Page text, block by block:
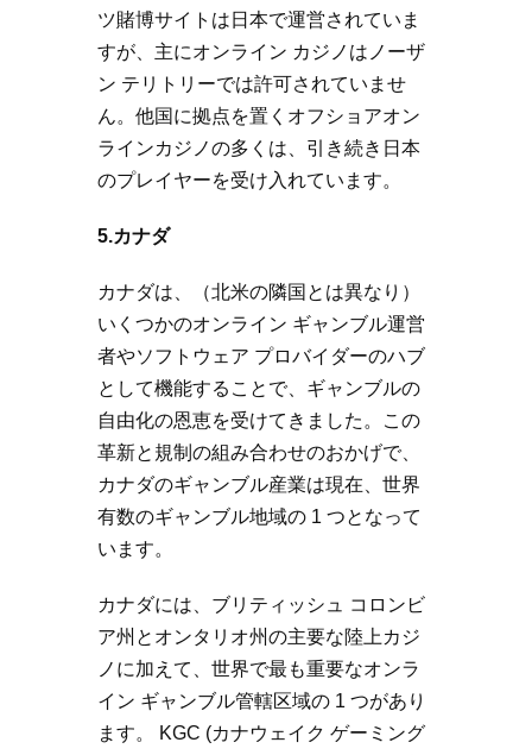
ツ賭博サイトは日本で運営されていま
すが、主にオンライン カジノはノーザ
ン テリトリーでは許可されていませ
ん。他国に拠点を置くオフショアオン
ラインカジノの多くは、引き続き日本
のプレイヤーを受け入れています。
5.カナダ
カナダは、（北米の隣国とは異なり）
いくつかのオンライン ギャンブル運営
者やソフトウェア プロバイダーのハブ
として機能することで、ギャンブルの
自由化の恩恵を受けてきました。この
革新と規制の組み合わせのおかげで、
カナダのギャンブル産業は現在、世界
有数のギャンブル地域の 1 つとなって
います。
カナダには、ブリティッシュ コロンビ
ア州とオンタリオ州の主要な陸上カジ
ノに加えて、世界で最も重要なオンラ
イン ギャンブル管轄区域の 1 つがあり
ます。 KGC (カナウェイク ゲーミング